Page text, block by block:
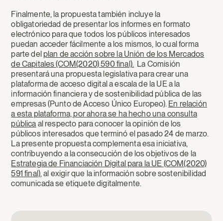
Finalmente, la propuesta también incluye la
obligatoriedad de presentar los informes en formato
electrónico para que todos los públicos interesados
puedan acceder fácilmente a los mismos, lo cual forma
parte del plan de acción sobre la Unión de los Mercados
de Capitales (COM(2020) 590 final). La Comisión
presentará una propuesta legislativa para crear una
plataforma de acceso digital a escala de la UE a la
información financiera y de sostenibilidad pública de las
empresas (Punto de Acceso Único Europeo). En relación
a esta plataforma, por ahora se ha hecho una consulta
pública al respecto para conocer la opinión de los
públicos interesados que terminó el pasado 24 de marzo.
La presente propuesta complementa esa iniciativa,
contribuyendo a la consecución de los objetivos de la
Estrategia de Financiación Digital para la UE (COM(2020)
591 final), al exigir que la información sobre sostenibilidad
comunicada se etiquete digitalmente.